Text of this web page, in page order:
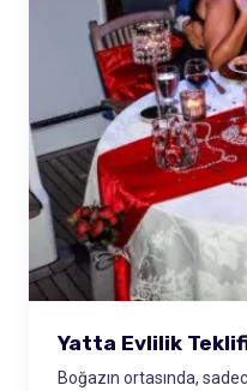
Yatta Evlilik
Boğazın ortasında,